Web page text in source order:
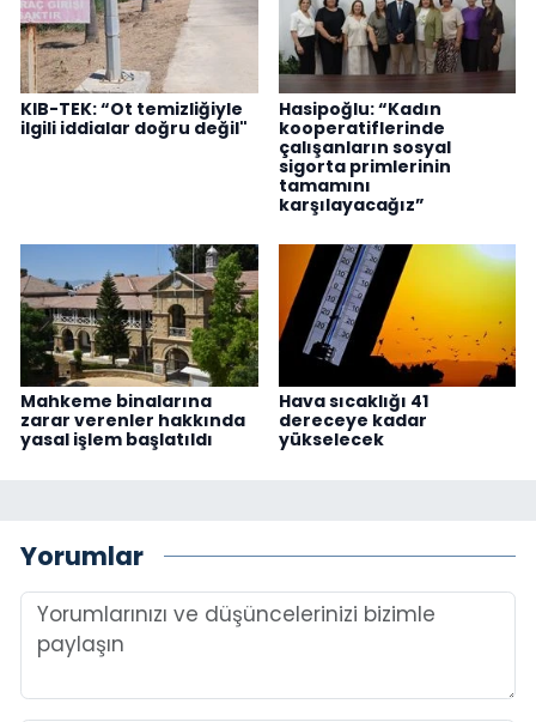
KIB-TEK: “Ot temizliğiyle
ilgili iddialar doğru değil"
Hasipoğlu: “Kadın
kooperatiflerinde
çalışanların sosyal
sigorta primlerinin
tamamını
karşılayacağız”
Mahkeme binalarına
zarar verenler hakkında
yasal işlem başlatıldı
Hava sıcaklığı 41
dereceye kadar
yükselecek
Yorumlar